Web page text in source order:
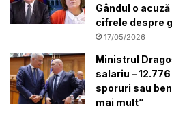
Gândul o
cifrele despre
17/05/2026
Ministrul
salariu –
sporuri sau
mai mult”